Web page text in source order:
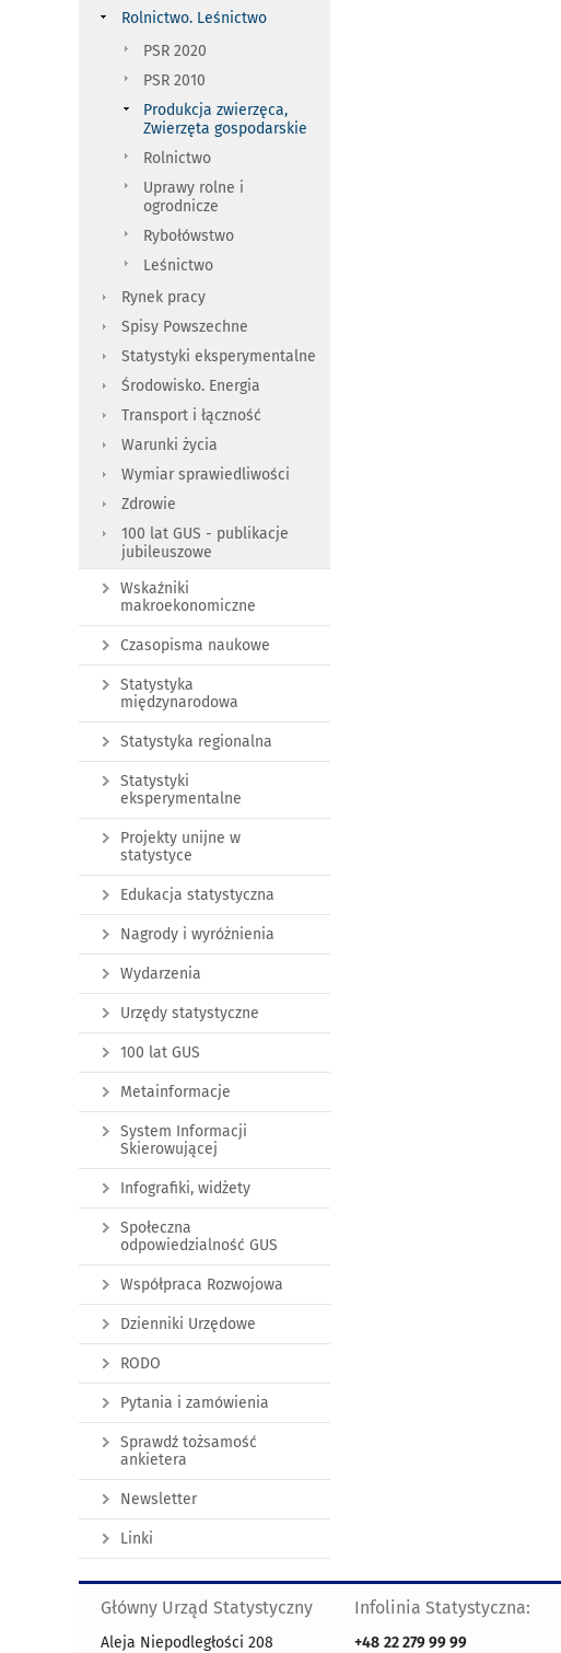
Rolnictwo. Leśnictwo
PSR 2020
PSR 2010
Produkcja zwierzęca,
Zwierzęta gospodarskie
Rolnictwo
Uprawy rolne i
ogrodnicze
Rybołówstwo
Leśnictwo
Rynek pracy
Spisy Powszechne
Statystyki eksperymentalne
Środowisko. Energia
Transport i łączność
Warunki życia
Wymiar sprawiedliwości
Zdrowie
100 lat GUS - publikacje
jubileuszowe
Wskaźniki
makroekonomiczne
Czasopisma naukowe
Statystyka
międzynarodowa
Statystyka regionalna
Statystyki
eksperymentalne
Projekty unijne w
statystyce
Edukacja statystyczna
Nagrody i wyróżnienia
Wydarzenia
Urzędy statystyczne
100 lat GUS
Metainformacje
System Informacji
Skierowującej
Infografiki, widżety
Społeczna
odpowiedzialność GUS
Współpraca Rozwojowa
Dzienniki Urzędowe
RODO
Pytania i zamówienia
Sprawdź tożsamość
ankietera
Newsletter
Linki
Główny Urząd Statystyczny
Aleja Niepodległości 208
Infolinia Statystyczna:
+48 22 279 99 99